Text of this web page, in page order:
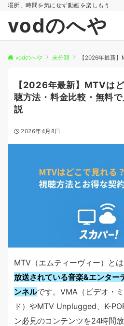
場所、時間を気にせず動画を楽しもう
vodのへや
vodのへや 未分類 【2026年最新】MTVはどこ
【2026年最新】MTVは
聴方法・料金比較・無料
説
2026年4月8日
MTV（エムティーヴィー）とは
放送されている音楽&エンター
ンネルです。VMA（ビデオ・
ド）やMTV Unplugged、K-
ン必見のコンテンツを24時間放